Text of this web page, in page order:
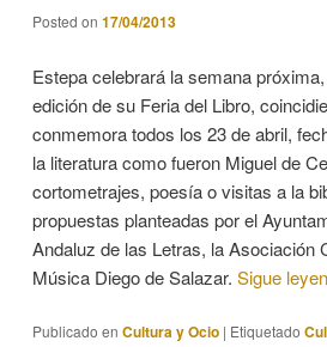
Posted on 17/04/2013
Estepa celebrará la semana
edición de su Feria del Libro,
conmemora todos los 23 de abril,
la literatura como fueron Miguel de
cortometrajes, poesía o visitas a la
propuestas planteadas por el
Andaluz de las Letras, la Asociación
Música Diego de Salazar. Sigue
Publicado en Cultura y Ocio | Etiquetado